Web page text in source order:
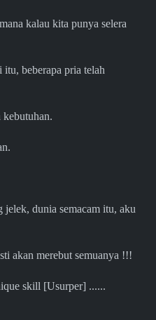
kalau kita punya selera
itu, beberapa pria telah
dunia semacam itu, aku
akan merebut semuanya !!!
skill [Usurper] ......